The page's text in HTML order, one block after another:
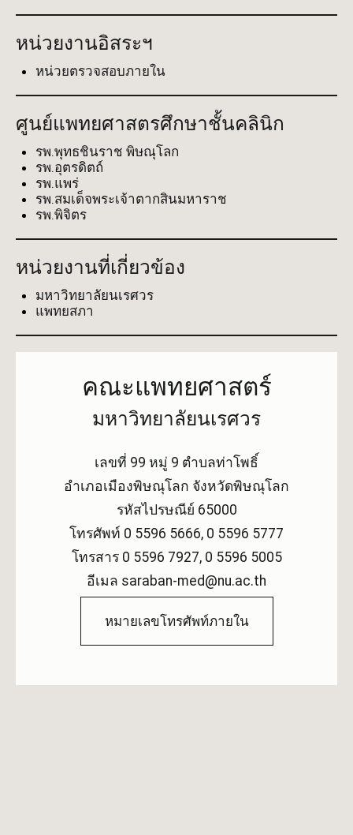
หน่วยงานอิสระฯ
หน่วยตรวจสอบภายใน
ศูนย์แพทยศาสตรศึกษาชั้นคลินิก
รพ.พุทธชินราช พิษณุโลก
รพ.อุตรดิตถ์
รพ.แพร่
รพ.สมเด็จพระเจ้าตากสินมหาราช
รพ.พิจิตร
หน่วยงานที่เกี่ยวข้อง
มหาวิทยาลัยนเรศวร
แพทยสภา
คณะแพทยศาสตร์
มหาวิทยาลัยนเรศวร
เลขที่ 99 หมู่ 9 ตำบลท่าโพธิ์
อำเภอเมืองพิษณุโลก จังหวัดพิษณุโลก
รหัสไปรษณีย์ 65000
โทรศัพท์ 0 5596 5666, 0 5596 5777
โทรสาร 0 5596 7927, 0 5596 5005
อีเมล saraban-med@nu.ac.th
หมายเลขโทรศัพท์ภายใน